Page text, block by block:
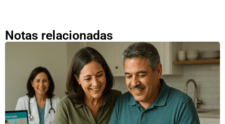
Notas relacionadas